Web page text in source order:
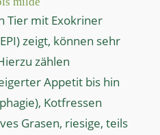
Tier mit Exokriner
zeigt, können sehr
zählen
Appetit bis hin
Kotfressen
Grasen, riesige, teils